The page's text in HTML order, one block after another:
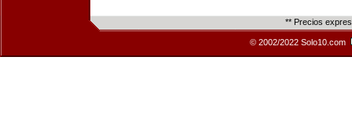
** Precios
© 2002/2022 Solo10.com